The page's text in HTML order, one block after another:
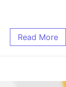
Read More